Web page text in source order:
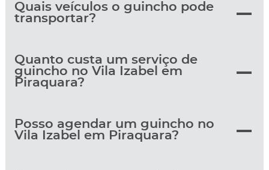
Quais veículos o guincho pode
transportar?
Quanto custa um serviço de
guincho no Vila Izabel em
Piraquara?
Posso agendar um guincho no
Vila Izabel em Piraquara?